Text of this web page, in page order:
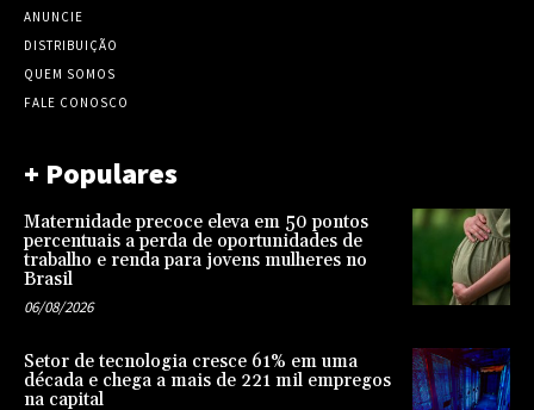
ANUNCIE
DISTRIBUIÇÃO
QUEM SOMOS
FALE CONOSCO
+ Populares
Maternidade precoce eleva em 50 pontos
percentuais a perda de oportunidades de
trabalho e renda para jovens mulheres no
Brasil
06/08/2026
Setor de tecnologia cresce 61% em uma
década e chega a mais de 221 mil empregos
na capital